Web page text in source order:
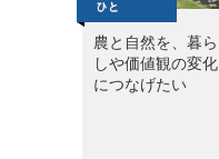
農と自然を、暮ら
しや価値観の変化
につなげたい